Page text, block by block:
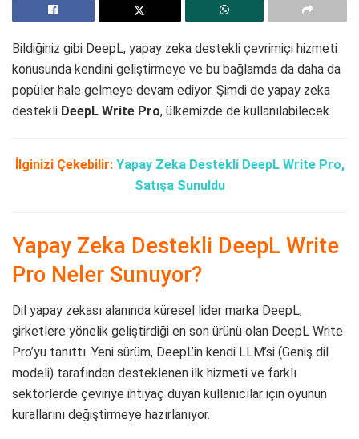
Bildiğiniz gibi DeepL, yapay zeka destekli çevrimiçi hizmeti
konusunda kendini geliştirmeye ve bu bağlamda da daha da
popüler hale gelmeye devam ediyor. Şimdi de yapay zeka
destekli DeepL Write Pro, ülkemizde de kullanılabilecek.
İlginizi Çekebilir: Yapay Zeka Destekli DeepL Write Pro,
Satışa Sunuldu
Yapay Zeka Destekli DeepL Write
Pro Neler Sunuyor?
Dil yapay zekası alanında küresel lider marka DeepL,
şirketlere yönelik geliştirdiği en son ürünü olan DeepL Write
Pro’yu tanıttı. Yeni sürüm, DeepL’in kendi LLM’si (Geniş dil
modeli) tarafından desteklenen ilk hizmeti ve farklı
sektörlerde çeviriye ihtiyaç duyan kullanıcılar için oyunun
kurallarını değiştirmeye hazırlanıyor.